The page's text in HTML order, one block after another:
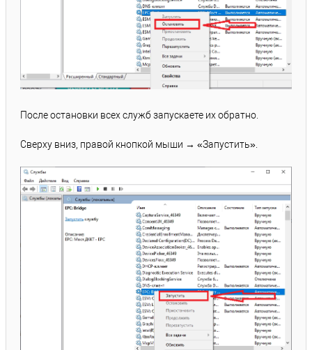
После остановки всех служб запускаете их обратно.
Сверху вниз, правой кнопкой мыши → «Запустить».